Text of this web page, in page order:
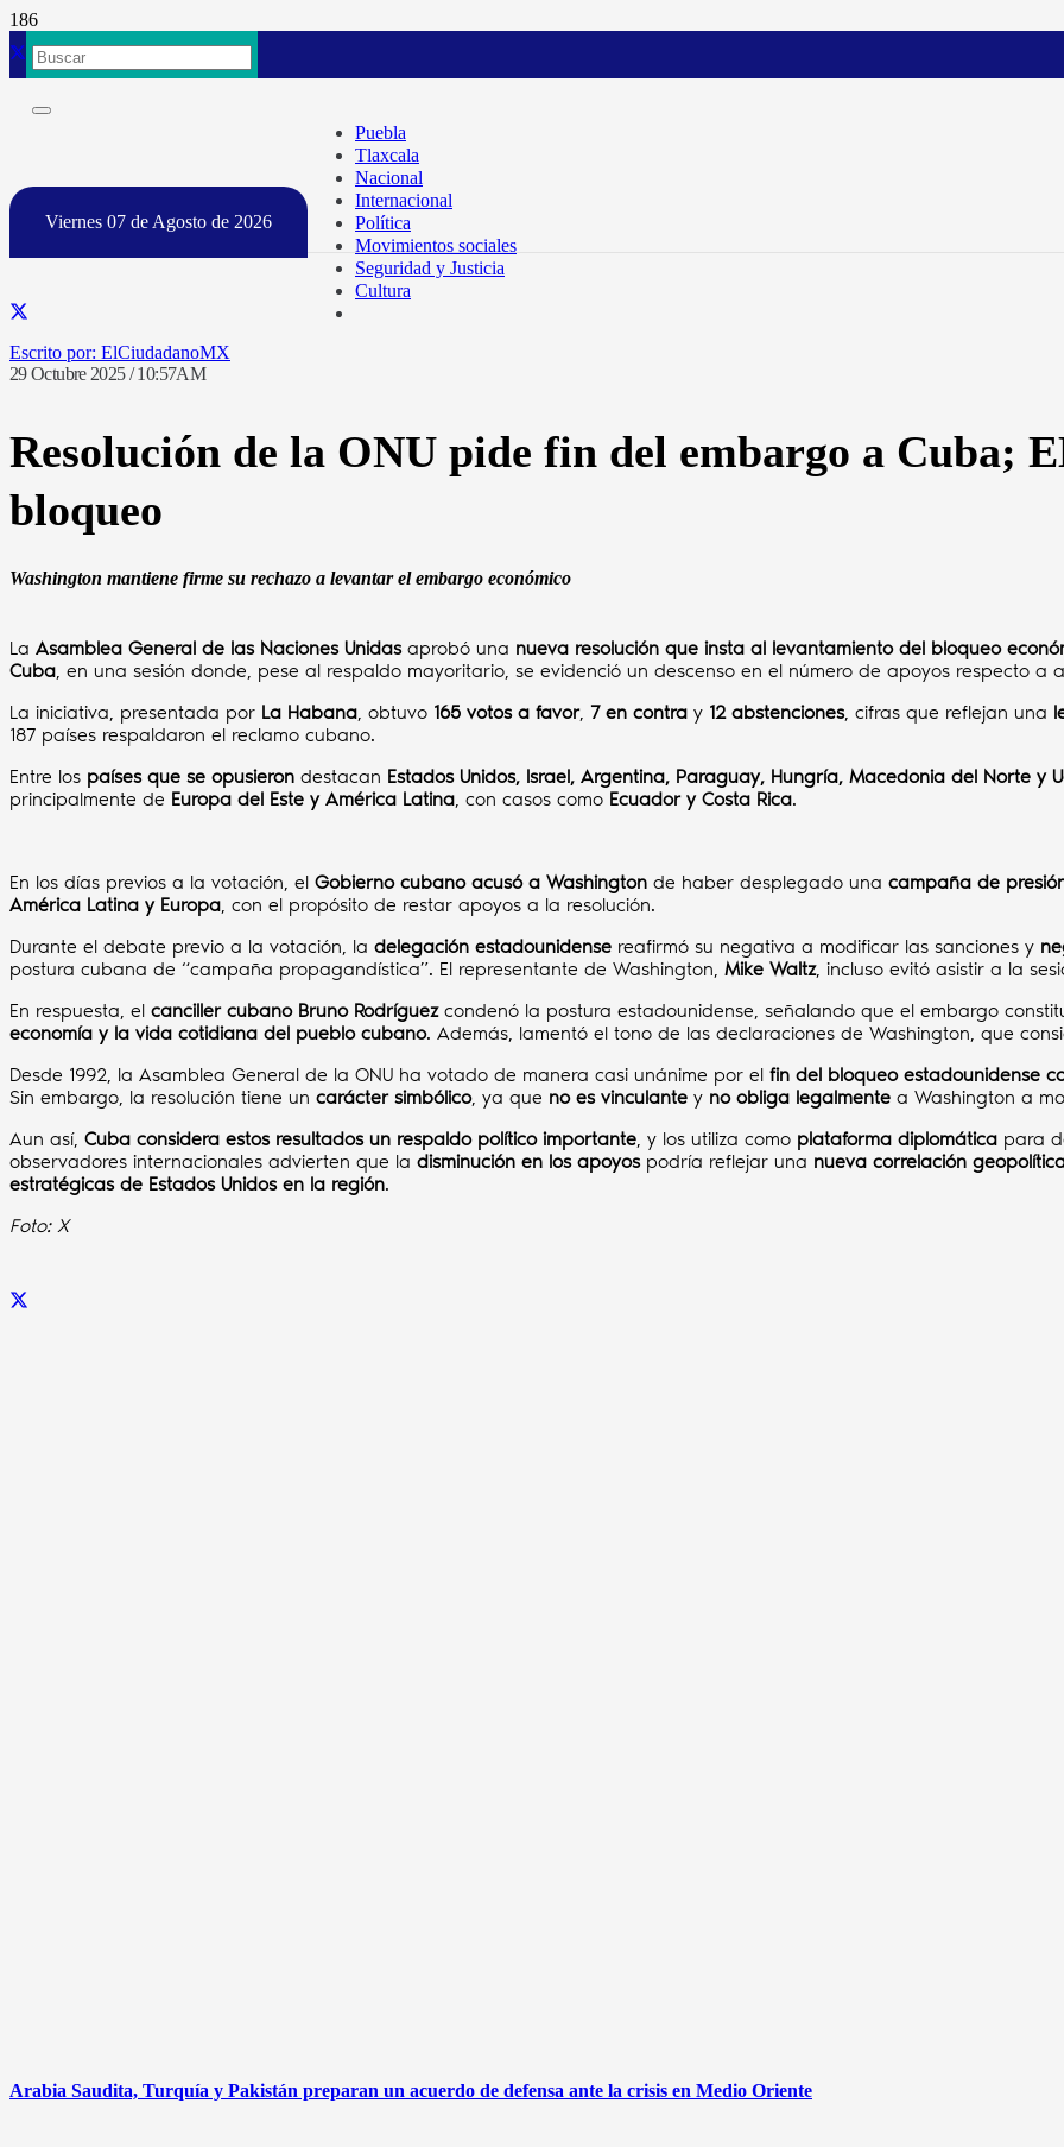
Viernes 07 de Agosto de 2026
Puebla
Tlaxcala
Nacional
Internacional
Política
Movimientos sociales
Seguridad y Justicia
Cultura
ElCiudadanoMX
29 Octubre 2025 / 10:57AM
Resolución de la ONU pide fin del embargo a Cuba;
bloqueo
Washington mantiene firme su rechazo a levantar el embargo económico
La Asamblea General de las Naciones Unidasaprobó una nueva resolución que insta al levantamiento del bloqueo
Cuba, en una sesión donde, pese al respaldo mayoritario, se evidenció un descenso en el número de apoyos respecto a
La iniciativa, presentada por La Habana, obtuvo 165 votos a favor, 7 en contra y 12 abstenciones, cifras que reflejan una
187 países respaldaron el reclamo cubano.
Entre los países que se opusieron destacan Estados Unidos, Israel, Argentina, Paraguay, Hungría, Macedonia del Norte y
principalmente de Europa del Este y América Latina, con casos como Ecuador y Costa Rica.
En los días previos a la votación, el Gobierno cubano acusó a Washington de haber desplegado una campaña de
América Latina y Europa, con el propósito de restar apoyos a la resolución.
Durante el debate previo a la votación, la delegación estadounidense reafirmó su negativa a modificar las sanciones y
postura cubana de “campaña propagandística”. El representante de Washington, Mike Waltz, incluso evitó asistir a la
En respuesta, el canciller cubano Bruno Rodríguezcondenó la postura estadounidense, señalando que el embargo
economía y la vida cotidiana del pueblo cubano. Además, lamentó el tono de las declaraciones de Washington, que
Desde 1992, la Asamblea General de la ONU ha votado de manera casi unánime por el fin del bloqueo estadounidense
Sin embargo, la resolución tiene un carácter simbólico, ya que no es vinculante y no obliga legalmente a Washington a
Aun así, Cuba considera estos resultados un respaldo político importante, y los utiliza como plataforma diplomática para
observadores internacionales advierten que la disminución en los apoyospodría reflejar una nueva correlación
estratégicas de Estados Unidos en la región.
Foto: X
Arabia Saudita, Turquía y Pakistán preparan un acuerdo de defensa ante la crisis en Medio Oriente